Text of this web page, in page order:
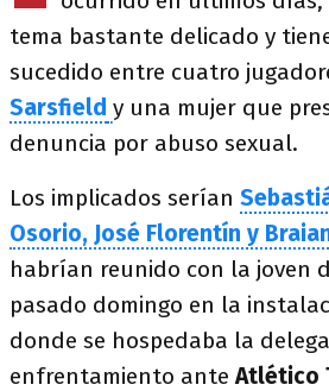
tema bastante delicado y
sucedido entre cuatro
Sarsfield y una mujer que
denuncia por abuso sexual.
Los implicados serían
Osorio, José Florentín y
habrían reunido con la joven
pasado domingo en la
donde se hospedaba la
enfrentamiento anteAtlético